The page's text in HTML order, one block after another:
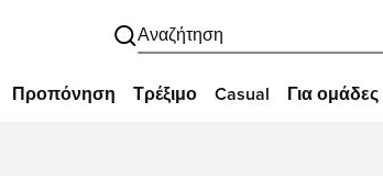
Αναζήτηση
Προπόνηση Τρέξιμο Casual Για ομάδες